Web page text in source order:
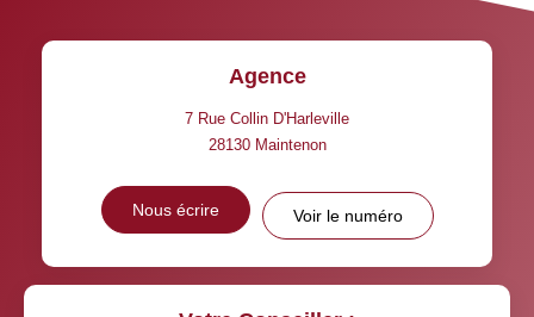
Agence
7 Rue Collin D'Harleville
28130 Maintenon
Nous écrire Voir le numéro